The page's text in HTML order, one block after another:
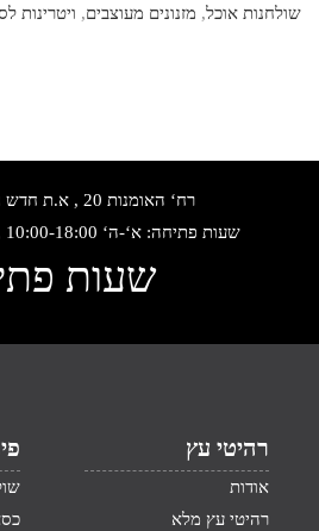
שולחנות אוכל, מזנונים מעוצבים, ויטרינות
רח‘ האומנות 20 , א.ת חדש נתניה, טלפון:
שעות פתיחה: א‘-ה‘ 10:00-18:00 , שישי: 9:00-14:00
שעות
רהיטי עץ
אודות
רהיטי עץ מלא